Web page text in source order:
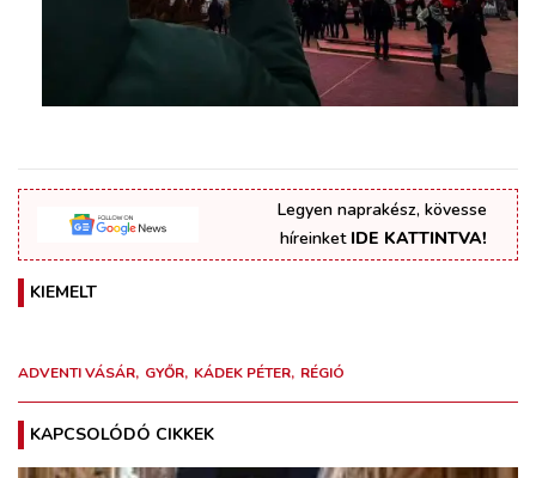
Legyen naprakész, kövesse
híreinket IDE KATTINTVA!
KIEMELT
ADVENTI VÁSÁR GYŐR KÁDEK PÉTER RÉGIÓ
KAPCSOLÓDÓ CIKKEK